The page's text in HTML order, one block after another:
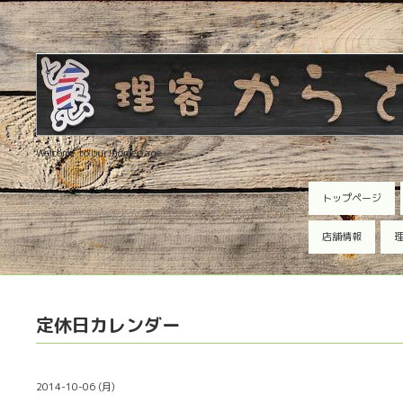
Welcome to our homepage
トップページ
店舗情報
定休日カレンダー
2014-10-06 (月)